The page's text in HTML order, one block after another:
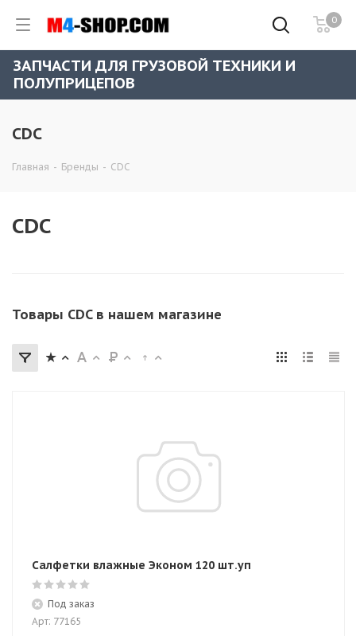
0
ЗАПЧАСТИ ДЛЯ ГРУЗОВОЙ ТЕХНИКИ И
ПОЛУПРИЦЕПОВ
CDC
Главная - Бренды - CDC
CDC
Товары CDC в нашем магазине
Салфетки влажные Эконом 120 шт.уп
Под заказ
Арт: 77165